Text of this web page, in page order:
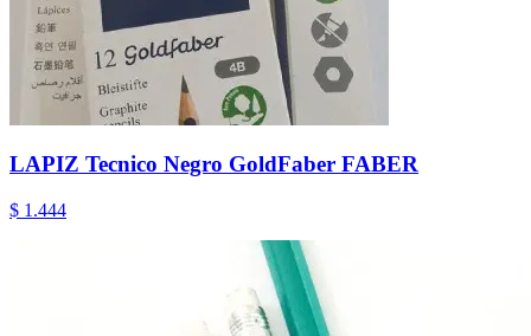
LAPIZ Tecnico Negro GoldFaber FABER
$ 1.444